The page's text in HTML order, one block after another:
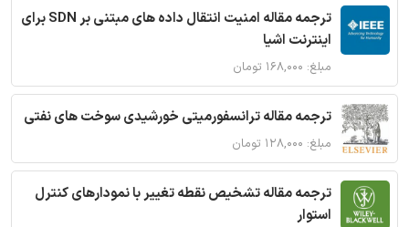
ترجمه مقاله امنیت انتقال داده های مبتنی بر SDN برای
اینترنت اشیا
مبلغ: ۱۶۸,۰۰۰ تومان
ترجمه مقاله ترانسفورمیتی خورشیدی سوخت های نفتی
مبلغ: ۱۲۸,۰۰۰ تومان
ترجمه مقاله تشخیص نقطه تغییر با نمودارهای کنترل
استوار